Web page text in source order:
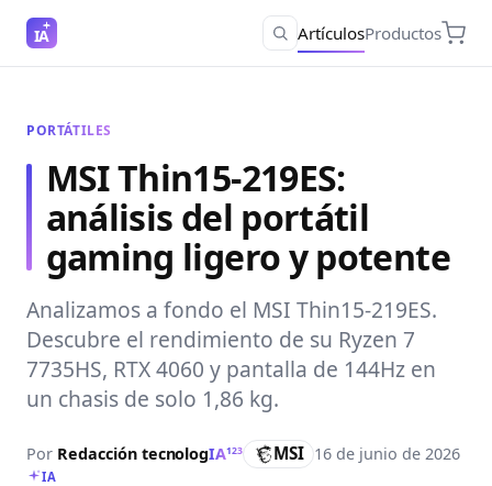
IA ArtículosProductos
PORTÁTILES
MSI Thin15-219ES:
análisis del portátil
gaming ligero y potente
Analizamos a fondo el MSI Thin15-219ES.
Descubre el rendimiento de su Ryzen 7
7735HS, RTX 4060 y pantalla de 144Hz en
un chasis de solo 1,86 kg.
Por Redacción tecnologIA123 MSI 16 de junio de 2026
IA